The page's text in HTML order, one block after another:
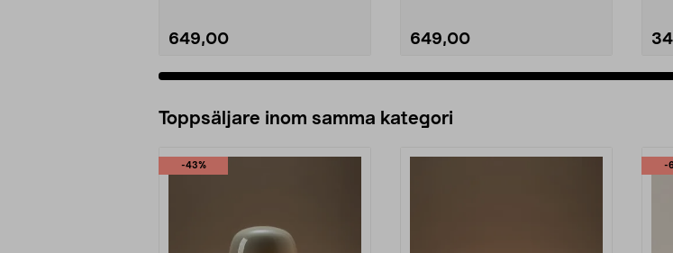
649,00 649,00
Toppsäljare inom samma kategori
-43% -